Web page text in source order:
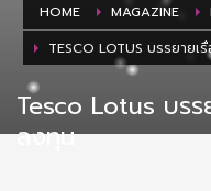
HOME MAGAZINE
TESCO LOTUS บรรยาย
Tesco Lotus บรร
ลงทุน